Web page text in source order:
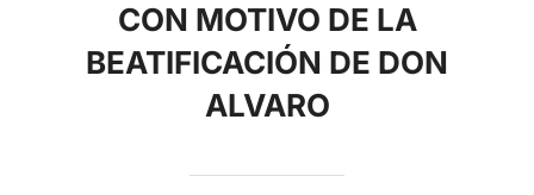
CON MOTIVO DE LA
BEATIFICACIÓN DE DON
ALVARO